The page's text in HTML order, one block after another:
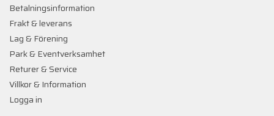
Betalningsinformation
Frakt & leverans
Lag & Förening
Park & Eventverksamhet
Returer & Service
Villkor & Information
Logga in